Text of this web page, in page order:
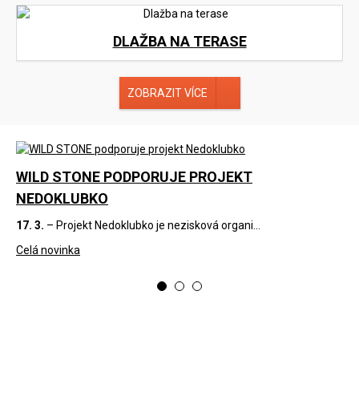
DLAŽBA NA TERASE
ZOBRAZIT VÍCE
WILD STONE PODPORUJE PROJEKT
NEDOKLUBKO
17. 3. – Projekt Nedoklubko je nezisková organi...
Celá novinka